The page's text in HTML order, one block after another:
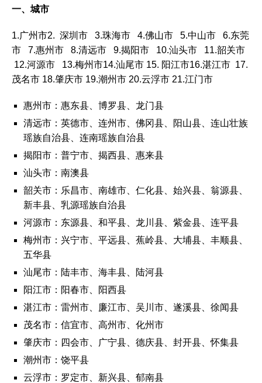
一、城市
1.广州市2. 深圳市 3.珠海市 4.佛山市 5.中山市 6.东莞
市 7.惠州市 8.清远市 9.揭阳市 10.汕头市 11.韶关市
12.河源市 13.梅州市14.汕尾市 15. 阳江市16.湛江市 17.
茂名市 18.肇庆市 19.潮州市 20.云浮市 21.江门市
惠州市： 惠东县 博罗县
龙门县
清远市： 英德市 连州市 佛冈县 阳山县
连山壮族
瑶族自治县
连南瑶族自治县
揭阳市： 普宁市 揭西县
惠来县
汕头市：南澳县
韶关市： 乐昌市 南雄市 仁化县 始兴县 翁源县
新丰县
乳源瑶族自治县
河源市： 东源县 和平县 龙川县 紫金县
连平县
梅州市： 兴宁市 平远县 蕉岭县 大埔县 丰顺县
五华县
汕尾市： 陆丰市 海丰县
陆河县
阳江市： 阳春市
阳西县
湛江市： 雷州市 廉江市 吴川市 遂溪县
徐闻县
茂名市：信宜市、高州市、化州市
肇庆市：四会市、广宁县、德庆县、封开县、怀集县
潮州市：饶平县
云浮市： 罗定市 新兴县
郁南县